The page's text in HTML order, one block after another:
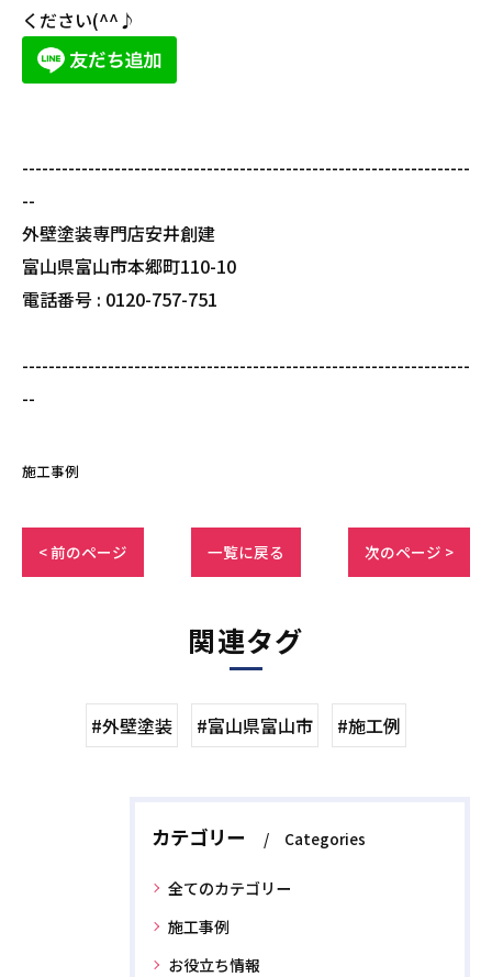
ください(^^♪
--------------------------------------------------------------------
--
外壁塗装専門店安井創建
富山県富山市本郷町110-10
電話番号 : 0120-757-751
--------------------------------------------------------------------
--
施工事例
< 前のページ 一覧に戻る 次のページ >
関連タグ
#外壁塗装 #富山県富山市 #施工例
カテゴリー Categories
全てのカテゴリー
施工事例
お役立ち情報